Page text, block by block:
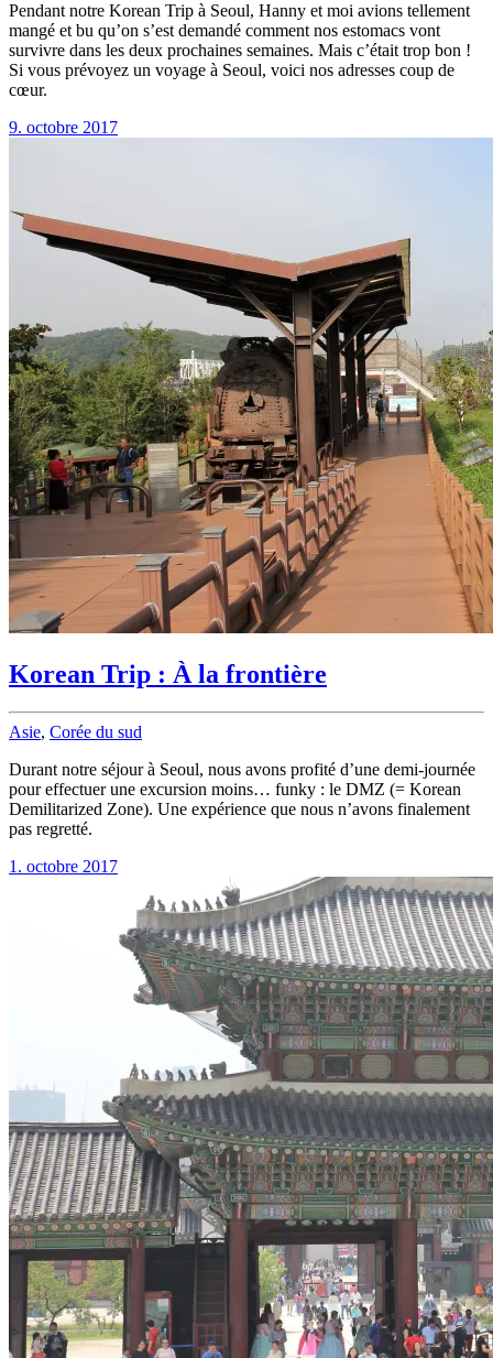
Pendant notre Korean Trip à Seoul, Hanny et moi avions tellement
mangé et bu qu’on s’est demandé comment nos estomacs vont
survivre dans les deux prochaines semaines. Mais c’était trop bon !
Si vous prévoyez un voyage à Seoul, voici nos adresses coup de
cœur.
9. octobre 2017
Korean Trip : À la frontière
Asie, Corée du sud
Durant notre séjour à Seoul, nous avons profité d’une demi-journée
pour effectuer une excursion moins… funky : le DMZ (= Korean
Demilitarized Zone). Une expérience que nous n’avons finalement
pas regretté.
1. octobre 2017